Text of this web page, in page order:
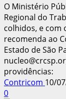
O Ministério
Regional do
colhidos, e com
recomenda ao
Estado de São
providências:
Contricom 10/
0